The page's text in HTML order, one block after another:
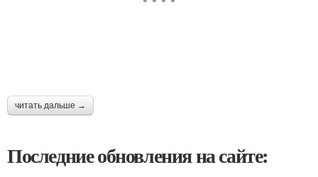
читать дальше →
Последние обновления на сайте: